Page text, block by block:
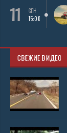
11
СЕН
15:00
СВЕЖИЕ ВИДЕО